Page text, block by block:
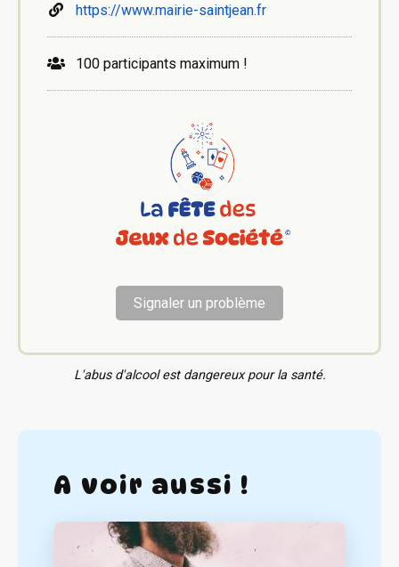
https://www.mairie-saintjean.fr
100 participants maximum !
Signaler un problème
L'abus d'alcool est dangereux pour la santé.
A voir aussi !